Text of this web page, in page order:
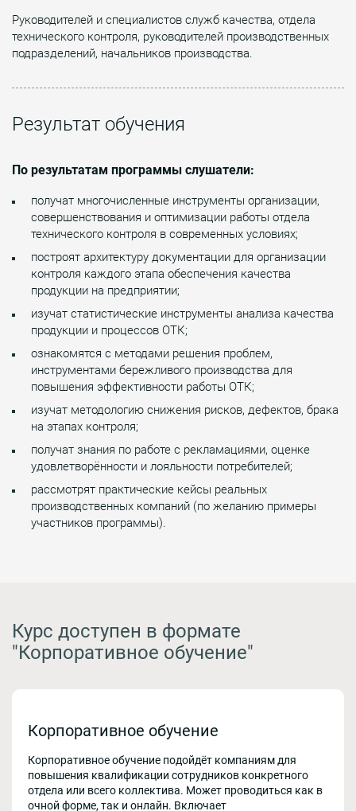
Руководителей и специалистов служб качества, отдела
технического контроля, руководителей производственных
подразделений, начальников производства.
Результат обучения
По результатам программы слушатели:
получат многочисленные инструменты организации,
совершенствования и оптимизации работы отдела
технического контроля в современных условиях;
построят архитектуру документации для организации
контроля каждого этапа обеспечения качества
продукции на предприятии;
изучат статистические инструменты анализа качества
продукции и процессов ОТК;
ознакомятся с методами решения проблем,
инструментами бережливого производства для
повышения эффективности работы ОТК;
изучат методологию снижения рисков, дефектов, брака
на этапах контроля;
получат знания по работе с рекламациями, оценке
удовлетворённости и лояльности потребителей;
рассмотрят практические кейсы реальных
производственных компаний (по желанию примеры
участников программы).
Курс доступен в формате
"Корпоративное обучение"
Корпоративное обучение
Корпоративное обучение подойдёт компаниям для
повышения квалификации сотрудников конкретного
отдела или всего коллектива. Может проводиться как в
очной форме, так и онлайн. Включает